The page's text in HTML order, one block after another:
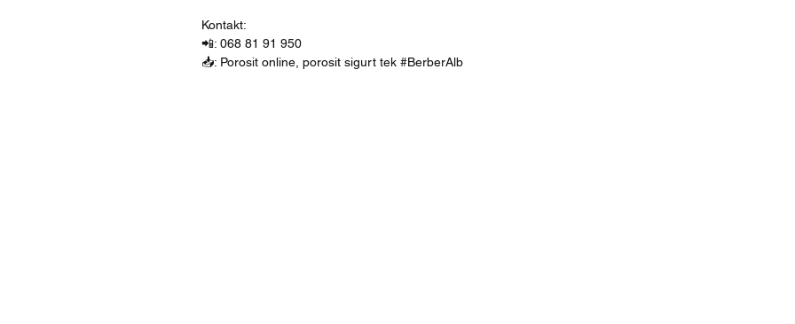
Kontakt:
📲: 068 81 91 950
📥: Porosit online, porosit sigurt tek #BerberAlb